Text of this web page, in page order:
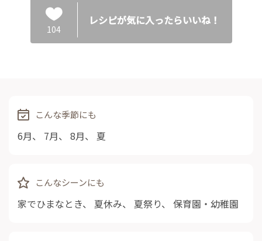
104
レシピが気に入ったらいいね！
こんな季節にも
6月、 7月、 8月、 夏
こんなシーンにも
家でひまなとき、 夏休み、 夏祭り、 保育園・幼稚園